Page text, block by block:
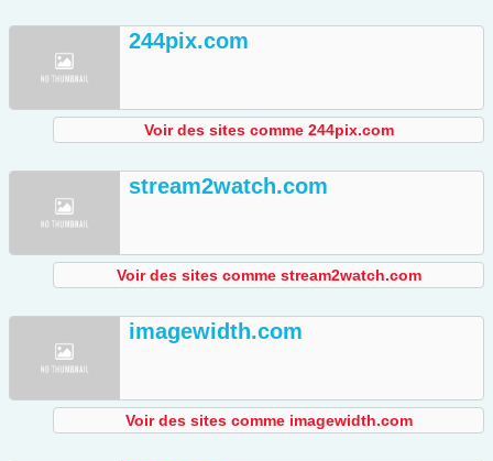
244pix.com
Voir des sites comme 244pix.com
stream2watch.com
Voir des sites comme stream2watch.com
imagewidth.com
Voir des sites comme imagewidth.com